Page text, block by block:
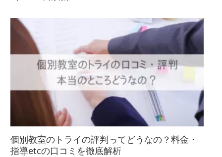
個別教室のトライの評判ってどうなの？料金・
指導etcの口コミを徹底解析